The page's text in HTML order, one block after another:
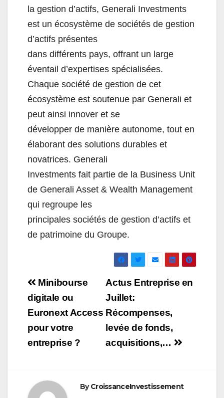
la gestion d’actifs, Generali Investments
est un écosystème de sociétés de gestion
d’actifs présentes
dans différents pays, offrant un large
éventail d’expertises spécialisées.
Chaque société de gestion de cet
écosystème est soutenue par Generali et
peut ainsi innover et se
développer de manière autonome, tout en
élaborant des solutions durables et
novatrices. Generali
Investments fait partie de la Business Unit
de Generali Asset & Wealth Management
qui regroupe les
principales sociétés de gestion d’actifs et
de patrimoine du Groupe.
Navigation
de
l’article
Actus Entreprise en
Juillet:
Récompenses,
levée de fonds,
acquisitions,…
Minibourse
digitale ou
Euronext Access
pour votre
entreprise ?
ByCroissanceInvestissement